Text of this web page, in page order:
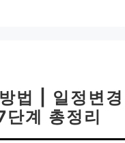
법 | 일정변
단계 총정리